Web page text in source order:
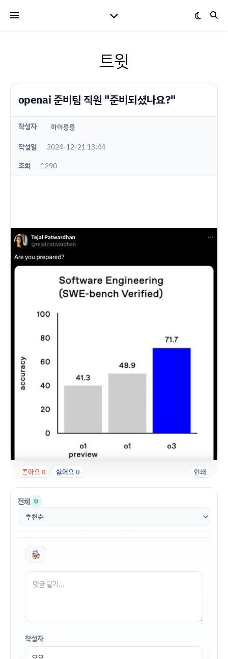
트윗
openai 준비팀 직원 "준비되셨나요?"
작성자 하이룽룽
작성일
2024-12-21 13:44
조회
1290
좋아요0 싫어요0 인쇄
전체 0
작성자